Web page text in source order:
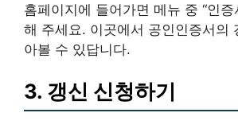
홈페이지에 들어가면 메뉴 중 “인증
해 주세요. 이곳에서 공인인증서의
아볼 수 있답니다.
3. 갱신 신청하기